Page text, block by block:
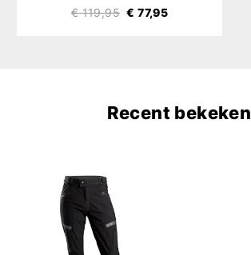
€ 119,95 € 77,95
Recent bekeken